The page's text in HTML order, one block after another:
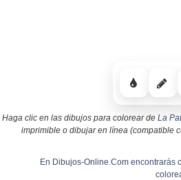
Haga clic en las dibujos para colorear de La
imprimible o dibujar en línea (compatible
En Dibujos-Online.Com encontrarás